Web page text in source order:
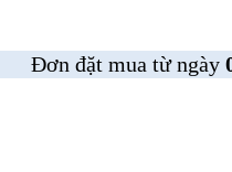
Đơn đặt mua từ ngày